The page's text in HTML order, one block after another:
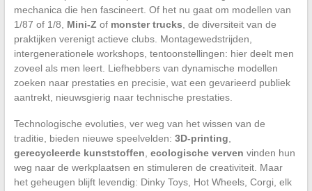
mechanica die hen fascineert. Of het nu gaat om modellen van
1/87 of 1/8, Mini-Z of monster trucks , de diversiteit van de
praktijken verenigt actieve clubs. Montagewedstrijden,
intergenerationele workshops, tentoonstellingen: hier deelt men
zoveel als men leert. Liefhebbers van dynamische modellen
zoeken naar prestaties en precisie, wat een gevarieerd publiek
aantrekt, nieuwsgierig naar technische prestaties.
Technologische evoluties, ver weg van het wissen van de
traditie, bieden nieuwe speelvelden: 3D-printing
gerecycleerde kunststoffen ecologische verven vinden hun
weg naar de werkplaatsen en stimuleren de creativiteit. Maar
het geheugen blijft levendig: Dinky Toys, Hot Wheels, Corgi, elk